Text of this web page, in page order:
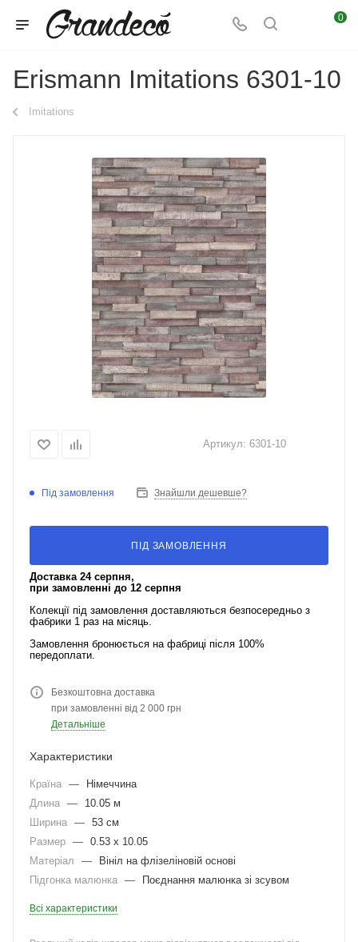
0
Erismann Imitations 6301-10
Imitations
Артикул: 6301-10
Під замовлення Знайшли дешевше?
ПІД ЗАМОВЛЕННЯ
Доставка 24 серпня,
при замовленні до 12 серпня
Колекції під замовлення доставляються безпосередньо з
фабрики 1 раз на місяць.
Замовлення бронюється на фабриці після 100%
передоплати.
Безкоштовна доставка
при замовленні від 2 000 грн
Детальніше
Характеристики
Країна —
Німеччина
Длина —
10.05 м
Ширина — 53 см
Размер — 0.53 x 10.05
Матеріал
—
Вініл на флізеліновій основі
Підгонка малюнка — Поєднання малюнка зі зсувом
Всі характеристики